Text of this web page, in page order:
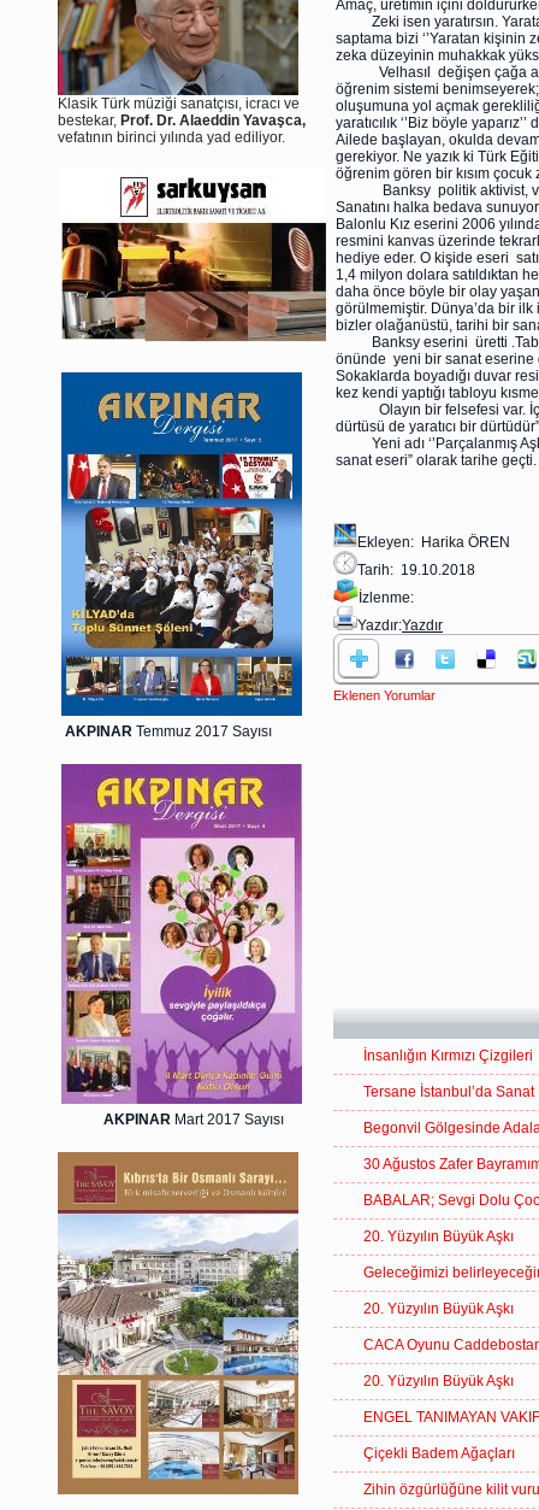
Klasik Türk müziği sanatçısı, icracı ve
bestekar, Prof. Dr. Alaeddin Yavaşca,
vefatının birinci yılında yad ediliyor.
AKPINAR Temmuz 2017 Sayısı
AKPINAR Mart 2017 Sayısı
Amaç, üretimin içini
Zeki isen yaratırsın.
saptama bizi ‘’Yaratan kişinin
zeka düzeyinin muhakkak
Velhasıl değişen çağa
öğrenim sistemi
oluşumuna yol açmak
yaratıcılık ‘’Biz böyle
Ailede başlayan, okulda
gerekiyor. Ne yazık ki Türk
öğrenim gören bir kısım
Banksy politik aktivist,
Sanatını halka bedava
Balonlu Kız eserini 2006
resmini kanvas üzerinde
hediye eder. O kişide eseri
1,4 milyon dolara satıldıktan
daha önce böyle bir olay
görülmemiştir. Dünya’da bir ilk
bizler olağanüstü, tarihi bir
Banksy eserini üretti
önünde yeni bir sanat eserine
Sokaklarda boyadığı duvar
kez kendi yaptığı tabloyu
Olayın bir felsefesi var. İç
dürtüsü de yaratıcı bir
Yeni adı ‘’Parçalanmış
sanat eseri” olarak tarihe geçti.
Ekleyen: Harika ÖREN
Tarih: 19.10.2018
İzlenme:
Yazdır:Yazdır
Eklenen Yorumlar
İnsanlığın Kırmızı Çizgileri
Tersane İstanbul’da Sanat
Begonvil Gölgesinde
30 Ağustos Zafer
BABALAR; Sevgi Dolu
20. Yüzyılın Büyük Aşkı
Geleceğimizi
20. Yüzyılın Büyük Aşkı
CACA Oyunu
20. Yüzyılın Büyük Aşkı
ENGEL TANIMAYAN
Çiçekli Badem Ağaçları
Zihin özgürlüğüne kilit